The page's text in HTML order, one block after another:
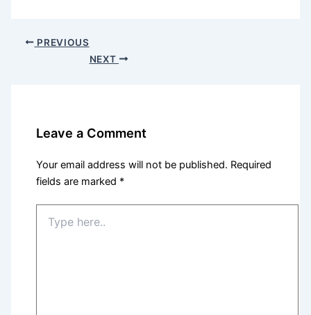
PREVIOUS
NEXT
Leave a Comment
Your email address will not be published. Required
fields are marked *
here..